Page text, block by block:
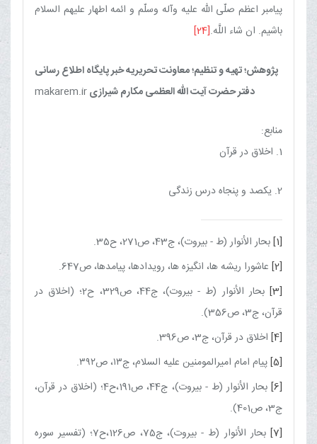
پیامبر اعظم صلّی الله علیه وآله وسلّم و ائمه اطهار علیهم السلام
باشیم. ان ‏شاء اللَّه.[24]
پژوهش؛ تهیه و تنظیم؛ معاونت تحریریه خبر پایگاه اطلاع رسانی
دفتر حضرت آیت الله العظمی مکارم شیرازیmakarem.ir
منابع:
1. اخلاق در قرآن
2. یکصد و پنجاه درس زندگی
[1]بحار الأنوار (ط - بیروت)، ج‏43، ص271، ح35.
[2] عاشورا ریشه ‏ها، انگیزه ‏ها، رویدادها، پیامدها، ص647.
[3]
بحار الأنوار (ط - بیروت)، ج‏44، ص329، ح2؛ (اخلاق در
قرآن، ج‏3، ص356).
[4] اخلاق در قرآن، ج‏3، ص396.
[5]پیام امام امیرالمومنین علیه السلام، ج۱۳، ص۳۹۲.
[6]
بحار الأنوار (ط - بیروت)، ج‏44، ص191،ح4؛ (اخلاق در قرآن،
ج‏3، ص401).
[7]
بحار الأنوار (ط - بیروت)، ج‏75، ص126،ح7؛ (تفسیر سوره